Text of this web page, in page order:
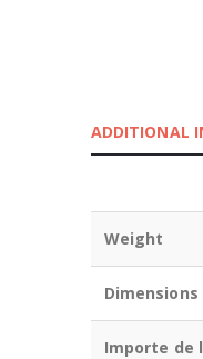
ADDITIONAL
Weight
Dimensions
Importe de